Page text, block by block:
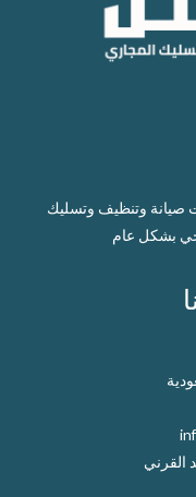
وتنظيف وتسليك
بشكل عام
القرني